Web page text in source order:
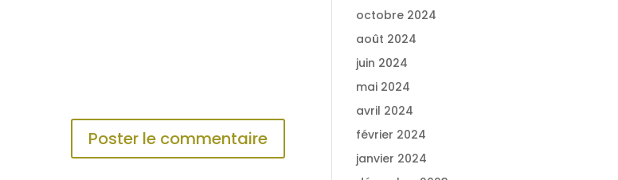
octobre 2024
août 2024
juin 2024
mai 2024
avril 2024
février 2024
janvier 2024